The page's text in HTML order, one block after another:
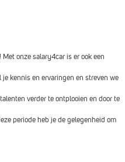
onze salary4car is er ook een
kennis en ervaringen en streven we
verder te ontplooien en door te
periode heb je de gelegenheid om